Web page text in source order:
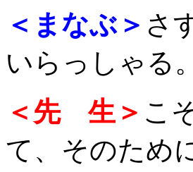
＜まなぶ＞ さ
いらっしゃる。
＜先 生＞ こ
て、そのため